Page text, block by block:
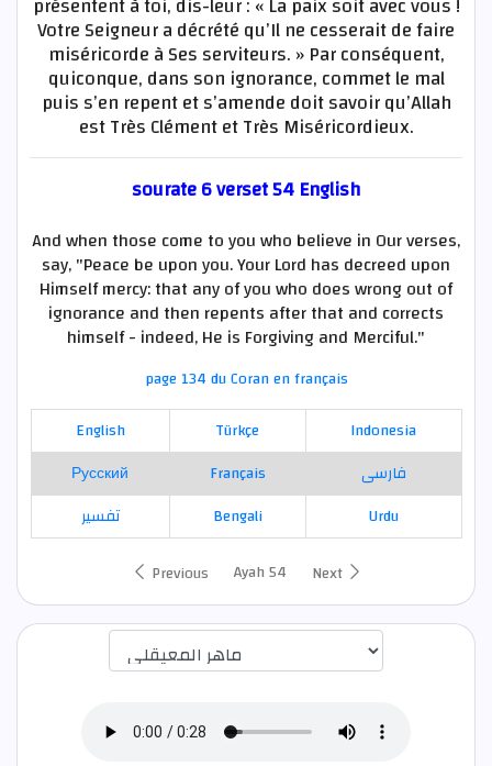
Votre Seigneur a décrété qu’Il ne cesserait de faire
miséricorde à Ses serviteurs. » Par conséquent,
quiconque, dans son ignorance, commet le mal
puis s’en repent et s’amende doit savoir qu’Allah
est Très Clément et Très Miséricordieux.
sourate 6 verset 54 English
And when those come to you who believe in Our verses,
say, "Peace be upon you. Your Lord has decreed upon
Himself mercy: that any of you who does wrong out of
ignorance and then repents after that and corrects
himself - indeed, He is Forgiving and Merciful."
page 134 du Coran en français
English
Türkçe
Indonesia
Русский
Français
فارسی
تفسير
Bengali
Urdu
Previous
Ayah 54 Next